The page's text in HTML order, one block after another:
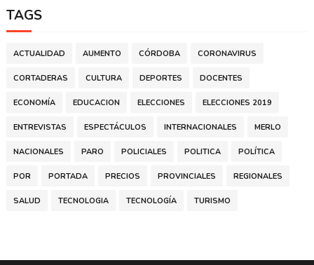
TAGS
ACTUALIDAD AUMENTO CÓRDOBA CORONAVIRUS
CORTADERAS CULTURA DEPORTES DOCENTES
ECONOMÍA EDUCACION ELECCIONES ELECCIONES 2019
ENTREVISTAS ESPECTÁCULOS INTERNACIONALES MERLO
NACIONALES PARO POLICIALES POLITICA POLÍTICA
POR PORTADA PRECIOS PROVINCIALES REGIONALES
SALUD TECNOLOGIA TECNOLOGÍA TURISMO